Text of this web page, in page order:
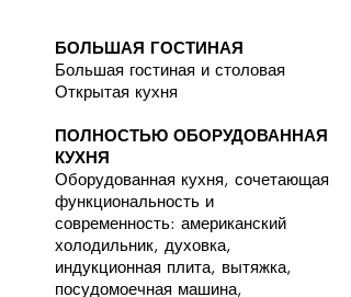
БОЛЬШАЯ ГОСТИНАЯ
Большая гостиная и столовая
Открытая кухня
ПОЛНОСТЬЮ ОБОРУДОВАННАЯ
КУХНЯ
Оборудованная кухня, сочетающая
функциональность и
современность: американский
холодильник, духовка,
индукционная плита, вытяжка,
посудомоечная машина,